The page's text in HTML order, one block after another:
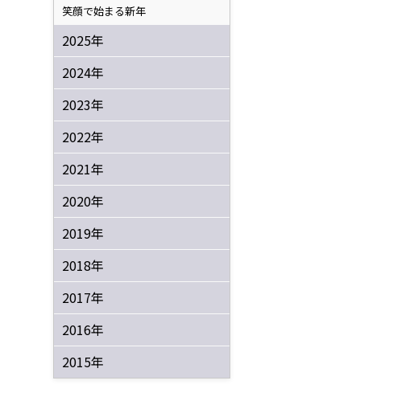
笑顔で始まる新年
2025年
2024年
2023年
2022年
2021年
2020年
2019年
2018年
2017年
2016年
2015年